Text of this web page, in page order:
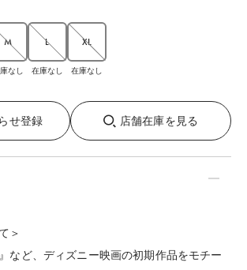
M
なし
L
在庫なし
XL
在庫なし
せ登録 店舗在庫を見る
＞
など、ディズニー映画の初期作品をモチー